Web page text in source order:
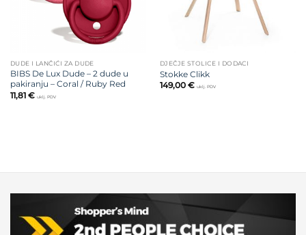
DUDE I LANČIĆI ZA DUDE
BIBS De Lux Dude – 2 dude u
pakiranju – Coral / Ruby Red
11,81 € uklj. PDV
DJEČJE STOLICE I DODACI
Stokke Clikk
149,00 € uklj. PDV